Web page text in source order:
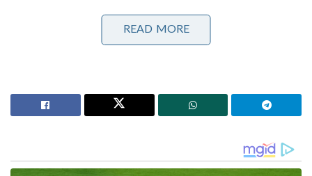
മണ്ഡലപുനർനിർണയത്തിനും അകാലിദളിന്റെ
പിന്തുണ; മോദിയുമായുള്ള കൂടിക്കാഴ്ചയ്ക്ക് പിന്നാലെ
നിലപാട് വ്യക്തമാക്കി സുഖ്ബീർ സിങ് ബാദൽ
പരിക്കേറ്റ സൈനികരെ ഉടൻതന്നെ ആശുപത്രിയിൽ
പ്രവേശിപ്പിച്ചു. പ്രദേശത്ത് സുരക്ഷാസേന തിരച്ചിൽ
മുറിച്ചുകടക്കുന്ന ഉജ്ജ് നദിയുടെ തീരത്തുള്ള അംബെ
നാലിൽ വെച്ചാണ് സുരക്ഷാ സേന ഭീകരരെ
READ MORE